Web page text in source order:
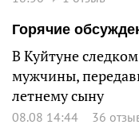
Горячие
В Куйтуне
мужчины,
летнему сыну
08.08 14:44 36